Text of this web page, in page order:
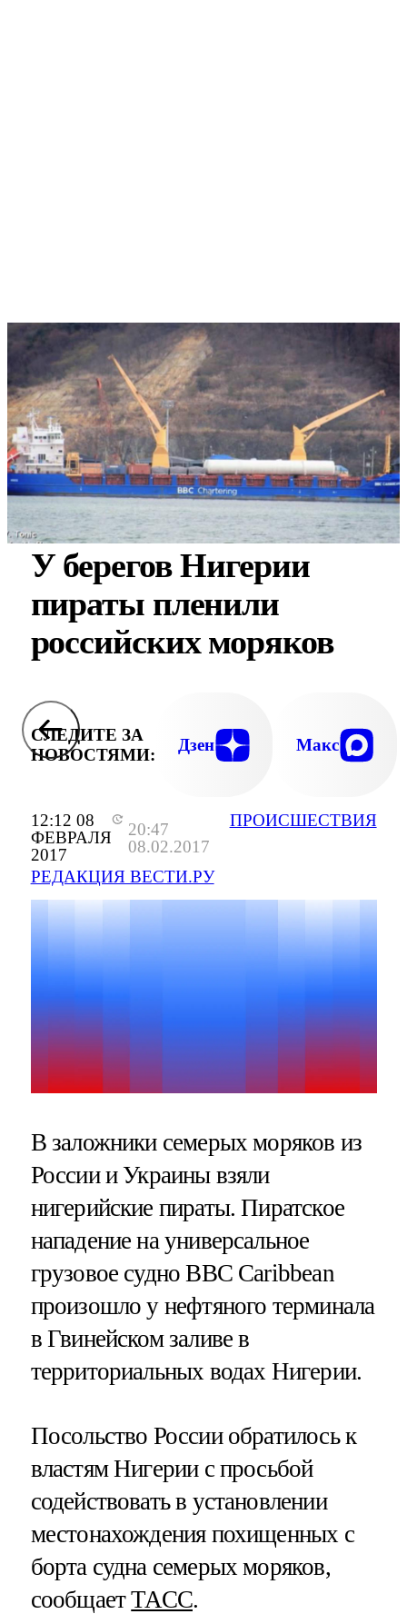
12:12 08
ФЕВРАЛЯ
2017
20:47
08.02.2017
РЕДАКЦИЯ ВЕСТИ.РУ
ПРОИСШЕСТВИЯ
У берегов Нигерии
пираты пленили
российских моряков
СЛЕДИТЕ ЗА
НОВОСТЯМИ:
Дзен Макс
В заложники семерых моряков из
России и Украины взяли
нигерийские пираты. Пиратское
нападение на универсальное
грузовое судно BBC Caribbean
произошло у нефтяного терминала
в Гвинейском заливе в
территориальных водах Нигерии.
Посольство России обратилось к
властям Нигерии с просьбой
содействовать в установлении
местонахождения похищенных с
борта судна семерых моряков,
сообщаетТАСС.